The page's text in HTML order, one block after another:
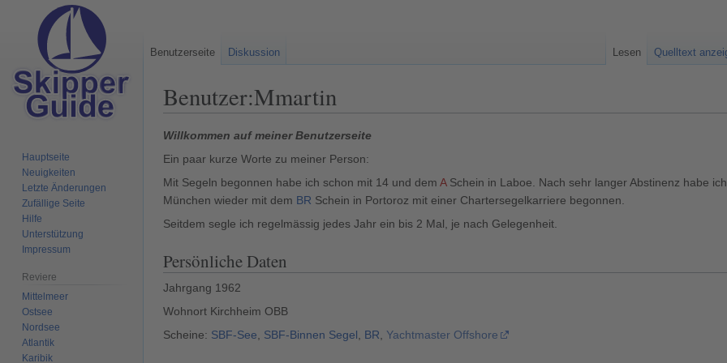
Benutzer:Mmartin
Zur
Navigation
Zur
Suche
Willkommen auf meiner Benutzerseite
Ein paar kurze Worte zu meiner Person:
Mit Segeln begonnen habe ich schon mit 14 und dem ASchein in Laboe. Nach sehr langer Abstinenz habe
München wieder mit dem BR Schein in Portoroz mit einer Chartersegelkarriere begonnen.
Seitdem segle ich regelmässig jedes Jahr ein bis 2 Mal, je nach Gelegenheit.
Persönliche Daten
Jahrgang 1962
Wohnort Kirchheim OBB
Scheine: SBF-See, SBF-Binnen Segel, BR, Yachtmaster Offshore
Benutzerseite Diskussion Lesen Quelltext
Hauptseite
Neuigkeiten
Letzte Änderungen
Zufällige Seite
Hilfe
Unterstützung
Impressum
Reviere
Mittelmeer
Ostsee
Nordsee
Atlantik
Karibik